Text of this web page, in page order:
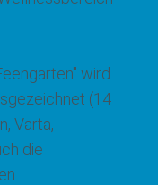
wird
(14
Varta,
die